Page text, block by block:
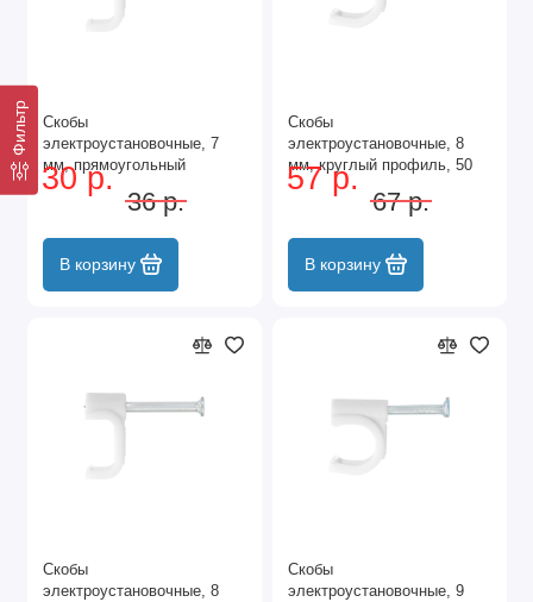
Фильтр
Скобы
электроустановочные, 7
мм, прямоугольный
профиль, 50 шт Сибртех
30 р.
36 р.
В корзину
Скобы
электроустановочные, 8
мм, круглый профиль, 50
шт Сибртех
57 р.
67 р.
В корзину
Скобы
электроустановочные, 8
Скобы
электроустановочные, 9